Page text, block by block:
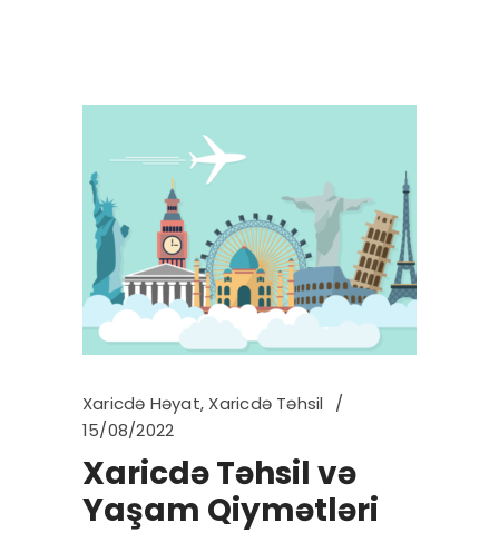
Xaricdə Həyat, Xaricdə Təhsil
15/08/2022
Xaricdə Təhsil və
Yaşam Qiymətləri